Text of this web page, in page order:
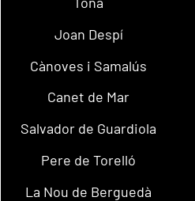
Joan Despí
Cànoves i Samalús
Canet de Mar
Salvador de Guardiola
Pere de Torelló
La Nou de Berguedà